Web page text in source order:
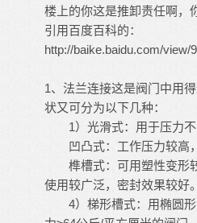
楼上的你这是推卸责任啊，
引用百度百科的：
http://baike.baidu.com/view/
1、法兰连接这是阀门中用
状又可分为以下几种：
1）光滑式：用于压力不
凹凸式：工作压力较高
榫槽式：可用塑性变形
使用较广泛，密封效果较好。
4）梯形槽式：用椭圆形